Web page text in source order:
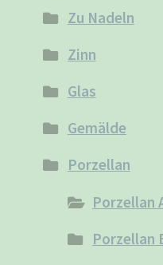
Zu Nadeln
Zinn
Glas
Gemälde
Porzellan
Porzellan
Porzellan